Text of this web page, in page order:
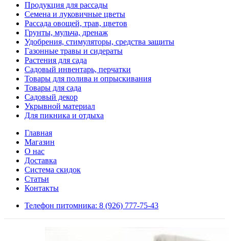
Продукция для рассады
Семена и луковичные цветы
Рассада овощей, трав, цветов
Грунты, мульча, дренаж
Удобрения, стимуляторы, средства защиты
Газонные травы и сидераты
Растения для сада
Садовый инвентарь, перчатки
Товары для полива и опрыскивания
Товары для сада
Садовый декор
Укрывной материал
Для пикника и отдыха
Главная
Магазин
О нас
Доставка
Система скидок
Статьи
Контакты
Телефон питомника: 8 (926) 777-75-43